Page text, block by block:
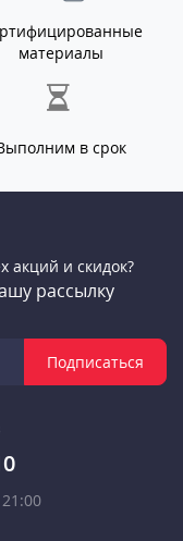
материалы
в срок
акций и скидок?
рассылку
Подписаться